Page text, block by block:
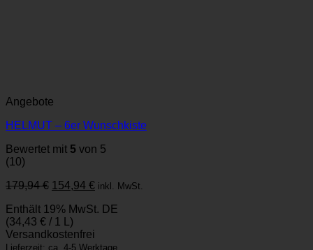
Angebote
HELMUT – 6er Wunschkiste
Bewertet mit 5 von 5
(10)
179,94€ Ursprünglicher
war:
179,94 €
154,94 € Aktueller
ist:
inkl. MwSt.
Enthält 19% MwSt. DE
(34,43 € / 1 L)
Versandkostenfrei
Lieferzeit: ca. 4-5 Werktage